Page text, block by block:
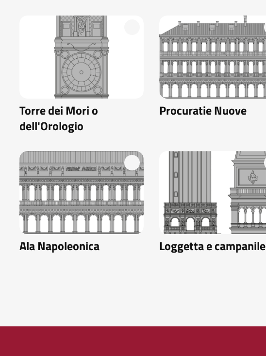
Torre dei Mori o
dell'Orologio
Procuratie Nuove
Ala Napoleonica Loggetta e campanile